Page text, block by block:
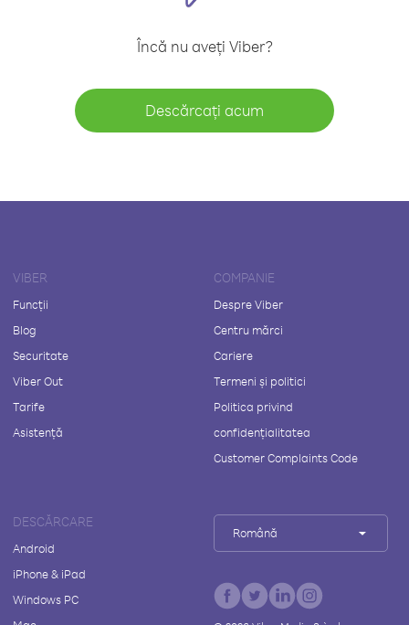
Încă nu aveți Viber?
Descărcați acum
VIBER
Funcții
Blog
Securitate
Viber Out
Tarife
Asistență
COMPANIE
Despre Viber
Centru mărci
Cariere
Termeni și politici
Politica privind
confidențialitatea
Customer Complaints Code
DESCĂRCARE
Android
iPhone & iPad
Windows PC
Română